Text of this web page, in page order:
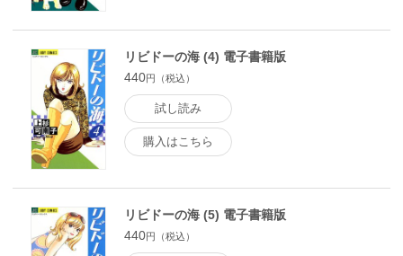
リビドーの海 (4) 電子書籍版
440円（税込）
試し読み
購入はこちら
リビドーの海 (5) 電子書籍版
440円（税込）